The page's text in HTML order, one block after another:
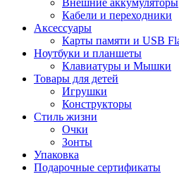
Внешние аккумуляторы
Кабели и переходники
Аксессуары
Карты памяти и USB
Ноутбуки и планшеты
Клавиатуры и Мышки
Товары для детей
Игрушки
Конструкторы
Стиль жизни
Очки
Зонты
Упаковка
Подарочные сертификаты